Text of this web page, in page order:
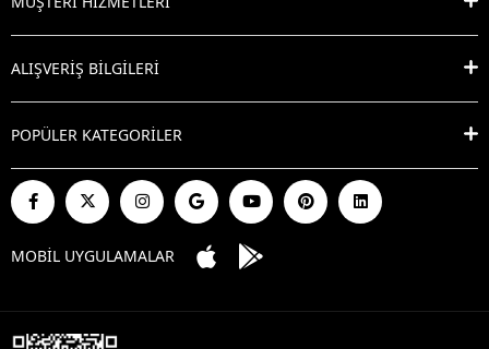
ALIŞVERİŞ BİLGİLERİ
POPÜLER KATEGORİLER
MOBİL UYGULAMALAR